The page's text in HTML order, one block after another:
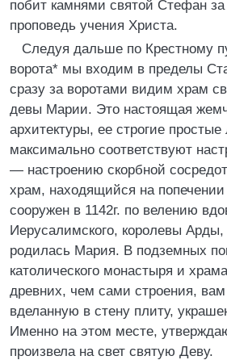
побит камнями святой Стефан за
проповедь учения Христа.
Следуя дальше по Крестному
ворота* мы входим в пределы
сразу за воротами видим храм
девы Марии. Это настоящая
архитектуры, ее строгие простые
максимально соответствуют
— настроению скорбной
храм, находящийся на
сооружен в 1142г. по велению
Иерусалимского, королевы
родилась Мария. В подземных
католического монастыря и
древних, чем сами строения, вам
вделанную в стену плиту,
Именно на этом месте,
произвела на свет святую Деву.